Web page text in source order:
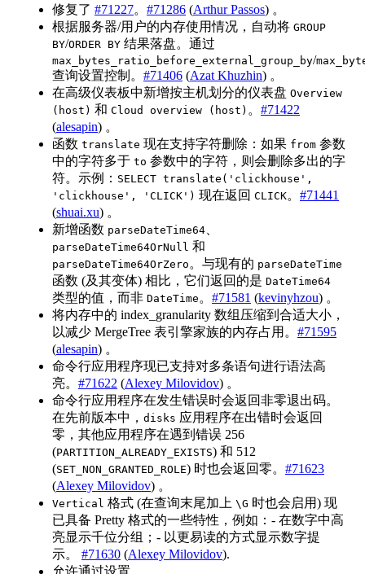
修复了 #71227。 #71286 (Arthur Passos) 。
根据服务器/用户的内存使用情况，自动将 GROUP
BY/ORDER BY 结果落盘。通过
max_bytes_ratio_before_external_group_by/
查询设置控制。 #71406 (Azat Khuzhin) 。
在高级仪表板中新增按主机划分的仪表盘 Overview
(host) 和 Cloud overview (host) 。 #71422
(alesapin) 。
函数 translate 现在支持字符删除：如果 from 参数
中的字符多于 to 参数中的字符，则会删除多出的字
符。示例： SELECT translate('clickhouse',
'clickhouse', 'CLICK') 现在返回 CLICK。 #71441
(shuai.xu) 。
新增函数 parseDateTime64
parseDateTime64OrNull 和
parseDateTime64OrZero 。与现有的 parseDateTime
函数 (及其变体) 相比，它们返回的是 DateTime64
类型的值，而非 DateTime 。 #71581 (kevinyhzou) 。
将内存中的 index_granularity 数组压缩到合适大小，
以减少 MergeTree 表引擎家族的内存占用。 #71595
(alesapin) 。
命令行应用程序现已支持对多条语句进行语法高
亮。 #71622 (Alexey Milovidov) 。
命令行应用程序在发生错误时会返回非零退出码。
在先前版本中， disks 应用程序在出错时会返回
零，其他应用程序在遇到错误 256
(PARTITION_ALREADY_EXISTS) 和 512
(SET_NON_GRANTED_ROLE) 时也会返回零。 #71623
(Alexey Milovidov) 。
Vertical 格式 (在查询末尾加上 \G 时也会启用) 现
已具备 Pretty 格式的一些特性，例如：- 在数字中高
亮显示千位分组；- 以更易读的方式显示数字提
示。 #71630 (Alexey Milovidov).
允许通过设置